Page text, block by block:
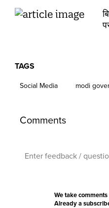
TAGS
Social Media modi
Comments
We take
Already a